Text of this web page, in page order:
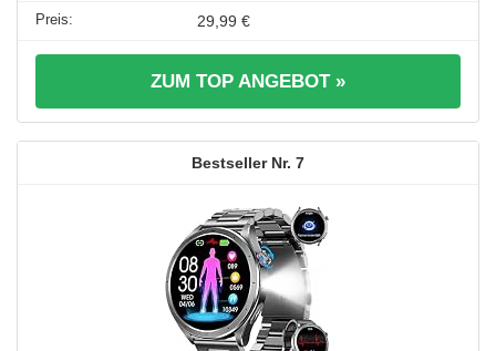
29,99 €
ZUM TOP ANGEBOT »
7